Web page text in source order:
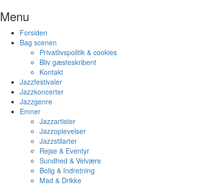
to
content
Menu
Forsiden
Bag scenen
Privatlivspolitik & cookies
Bliv gæsteskribent
Kontakt
Jazzfestivaler
Jazzkoncerter
Jazzgenre
Emner
Jazzartister
Jazzoplevelser
Jazzstilarter
Rejse & Eventyr
Sundhed & Velvære
Bolig & Indretning
Mad & Drikke